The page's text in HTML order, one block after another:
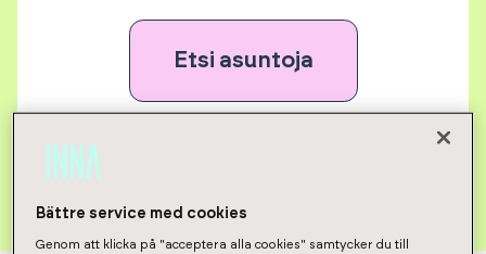
Etsi asuntoja
Bättre service med cookies
Genom att klicka på "acceptera alla cookies" samtycker du till